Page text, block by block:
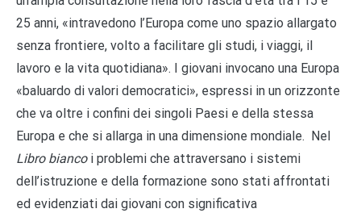
25 anni, «intravedono l’Europa come uno spazio allargato
senza frontiere, volto a facilitare gli studi, i viaggi, il
lavoro e la vita quotidiana». I giovani invocano una Europa
«baluardo di valori democratici», espressi in un orizzonte
che va oltre i confini dei singoli Paesi e della stessa
Europa e che si allarga in una dimensione mondiale. Nel
Libro bianco i problemi che attraversano i sistemi
dell’istruzione e della formazione sono stati affrontati
ed evidenziati dai giovani con significativa